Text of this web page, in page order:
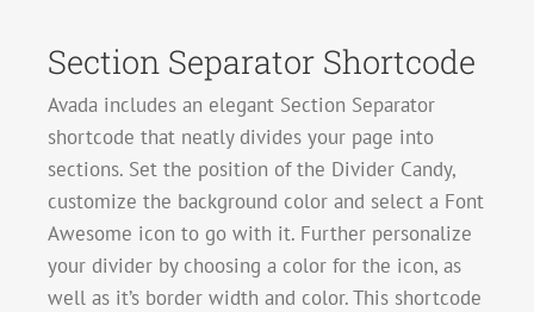
Section Separator Shortcode
Avada includes an elegant Section Separator
shortcode that neatly divides your page into
sections. Set the position of the Divider Candy,
customize the background color and select a Font
Awesome icon to go with it. Further personalize
your divider by choosing a color for the icon, as
well as it’s border width and color. This shortcode